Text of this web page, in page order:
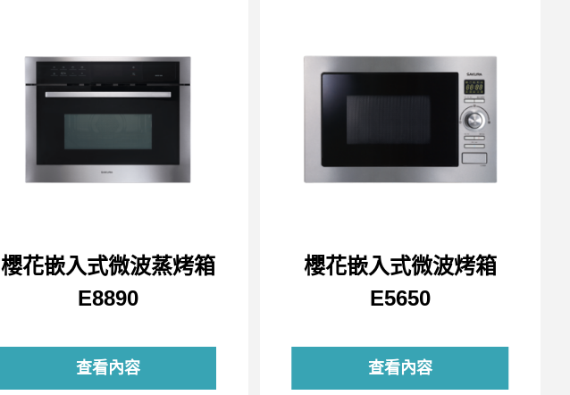
櫻花嵌入式微波蒸烤箱
E8890
查看內容
櫻花嵌入式微波烤箱
E5650
查看內容